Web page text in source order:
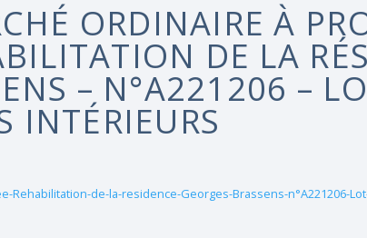
ORDINAIRE À
DE LA
– N°A221206 –
INTÉRIEURS
Rehabilitation-de-la-residence-Georges-Brassens-n°A221206-